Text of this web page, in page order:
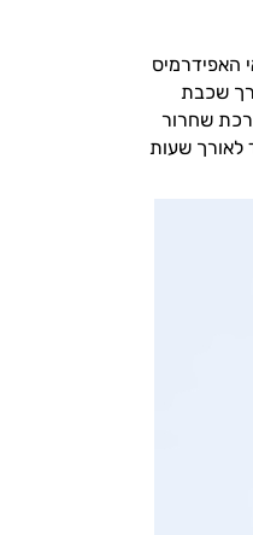
האפידרמיס
שכבת
שחרור
לאורך שעות